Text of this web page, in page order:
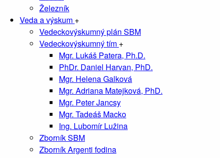
Železník
Veda a výskum +
Vedeckovýskumný plán SBM
Vedeckovýskumný tím +
Mgr. Lukáš Patera, Ph.D.
PhDr. Daniel Harvan, PhD.
Mgr. Helena Galková
Mgr. Adriana Matejková, PhD.
Mgr. Peter Jancsy
Mgr. Tadeáš Macko
Ing. Lubomír Lužina
Zborník SBM
Zborník Argenti fodina